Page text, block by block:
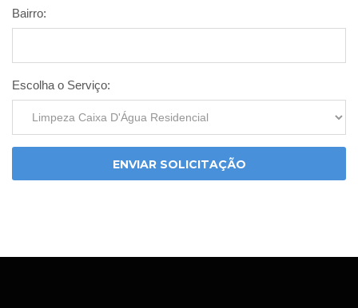
Bairro:
Escolha o Serviço:
ENVIAR SOLICITAÇÃO